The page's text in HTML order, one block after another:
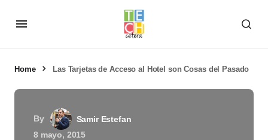
Home Las Tarjetas de Acceso al Hotel son Cosas del Pasado
By
Samir Estefan
8 mayo, 2015